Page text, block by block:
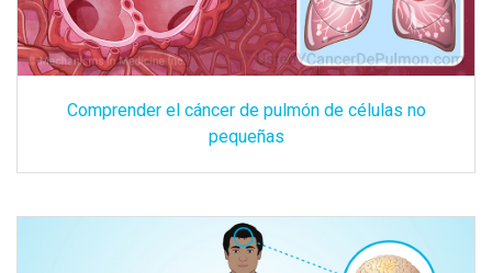
Comprender el cáncer de pulmón de células no
pequeñas